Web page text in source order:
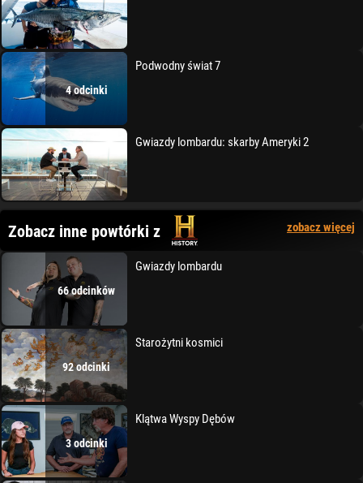
4 odcinki
Podwodny świat 7
Gwiazdy lombardu: skarby Ameryki 2
Zobacz inne powtórki z zobacz więcej
66 odcinków
Gwiazdy lombardu
92 odcinki
Starożytni kosmici
3 odcinki
Klątwa Wyspy Dębów